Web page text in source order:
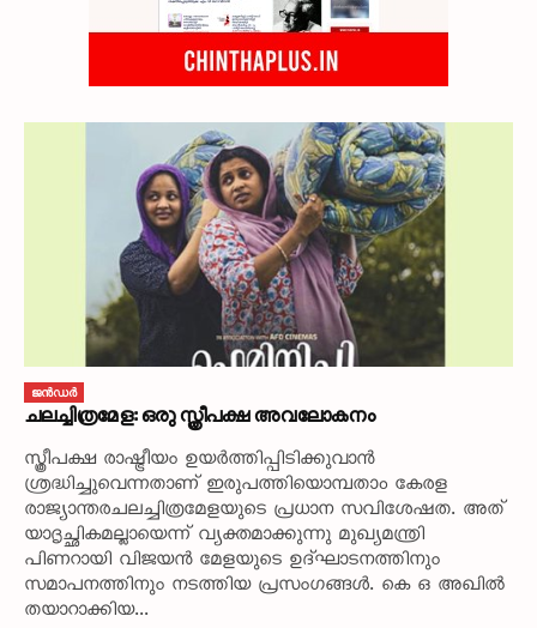
ജൻഡർ
ചലച്ചിത്രമേള: ഒരു സ്ത്രീപക്ഷ അവലോകനം
സ്ത്രീപക്ഷ രാഷ്ട്രീയം ഉയർത്തിപ്പിടിക്കുവാൻ
ശ്രദ്ധിച്ചുവെന്നതാണ് ഇരുപത്തിയൊമ്പതാം കേരള
രാജ്യാന്തരചലച്ചിത്രമേളയുടെ പ്രധാന സവിശേഷത. അത്
യാദൃച്ഛികമല്ലായെന്ന് വ്യക്തമാക്കുന്നു മുഖ്യമന്ത്രി
പിണറായി വിജയൻ മേളയുടെ ഉദ്‌ഘാടനത്തിനും
സമാപനത്തിനും നടത്തിയ പ്രസംഗങ്ങൾ. കെ ഒ അഖിൽ
തയാറാക്കിയ...